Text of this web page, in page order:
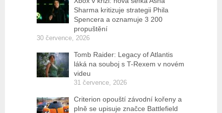
Sharma kritizuje strategii Phila
Spencera a oznamuje 3 200
propuštění
30 července, 2026
Tomb Raider: Legacy of Atlantis
láká na souboj s T-Rexem v novém
videu
31 července, 2026
Criterion opouští závodní kořeny a
plně se upisuje značce Battlefield